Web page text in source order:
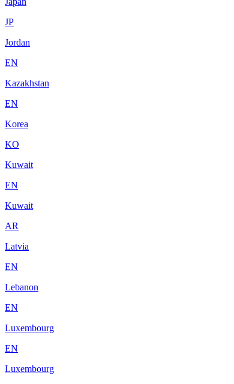
JP
Jordan
EN
Kazakhstan
EN
Korea
KO
Kuwait
EN
Kuwait
AR
Latvia
EN
Lebanon
EN
Luxembourg
EN
Luxembourg